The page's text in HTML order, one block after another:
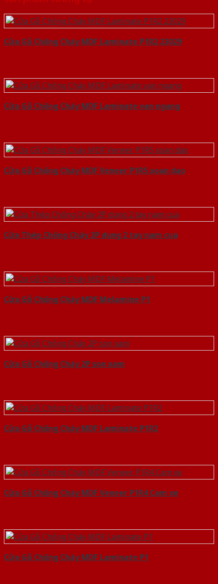
Cửa Gỗ Chống Cháy MDF Laminate P1R2 23029
Cửa Gỗ Chống Cháy MDF Laminate van ngang
Cửa Gỗ Chống Cháy MDF Veneer P1R5 xoan dao
Cửa Thép Chống Cháy 2P dung 2 tay nam cua
Cửa Gỗ Chống Cháy MDF Melamine P1
Cửa Gỗ Chống Cháy 2P son xam
Cửa Gỗ Chống Cháy MDF Laminate P1R2
Cửa Gỗ Chống Cháy MDF Veneer P1R4 Cam xe
Cửa Gỗ Chống Cháy MDF Laminate P1